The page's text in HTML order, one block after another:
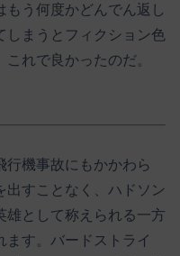
もう何度かどんでん返し
しまうとフィクション色
れで良かったのだ。
行機事故にもかかわら
出すことなく、ハドソン
雄として称えられる一方
ます。バードストライ